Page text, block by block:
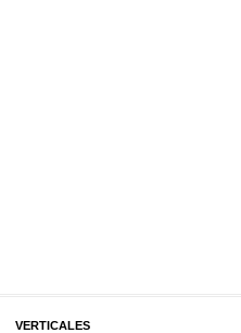
VERTICALES